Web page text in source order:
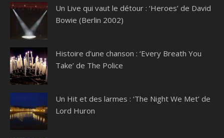
Un Live qui vaut le détour : ‘Heroes’ de David
Bowie (Berlin 2002)
Histoire d’une chanson : ‘Every Breath You
Take’ de The Police
Un Hit et des larmes : ‘The Night We Met’ de
Lord Huron